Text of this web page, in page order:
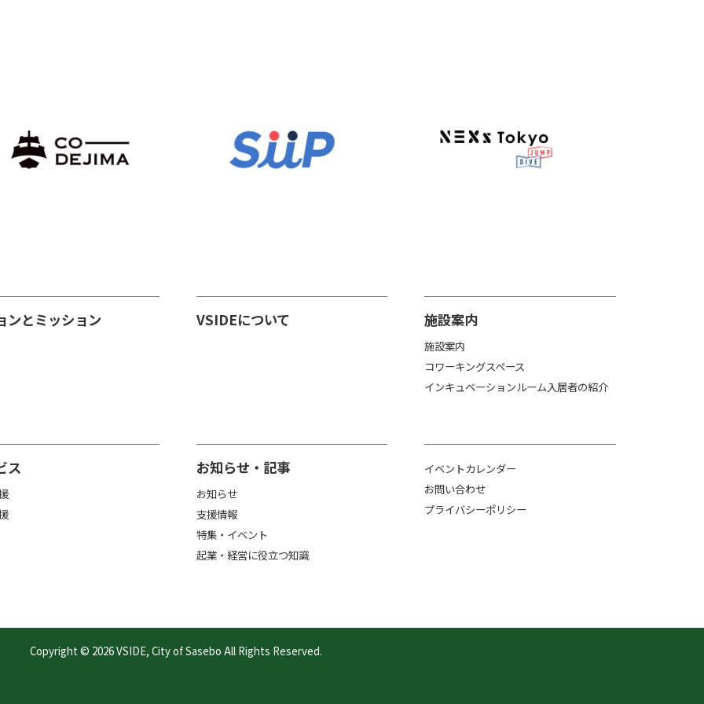
ンとミッション VSIDEについて 施設案内
施設案内
コワーキングスペース
インキュベーションルーム入居者の紹介
ス お知らせ・記事
お知らせ
支援情報
特集・イベント
起業・経営に役立つ知識
イベントカレンダー
お問い合わせ
プライバシーポリシー
Copyright © 2026 VSIDE, City of Sasebo All Rights Reserved.